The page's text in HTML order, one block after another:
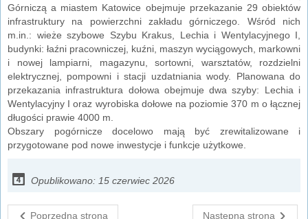
Górniczą a miastem Katowice obejmuje przekazanie 29 obiektów
infrastruktury na powierzchni zakładu górniczego. Wśród nich
m.in.: wieże szybowe Szybu Krakus, Lechia i Wentylacyjnego I,
budynki: łaźni pracowniczej, kuźni, maszyn wyciągowych, markowni
i nowej lampiarni, magazynu, sortowni, warsztatów, rozdzielni
elektrycznej, pompowni i stacji uzdatniania wody. Planowana do
przekazania infrastruktura dołowa obejmuje dwa szyby: Lechia i
Wentylacyjny I oraz wyrobiska dołowe na poziomie 370 m o łącznej
długości prawie 4000 m.
Obszary pogórnicze docelowo mają być zrewitalizowane i
przygotowane pod nowe inwestycje i funkcje użytkowe.
Opublikowano: 15 czerwiec 2026
Poprzedna strona Następna strona